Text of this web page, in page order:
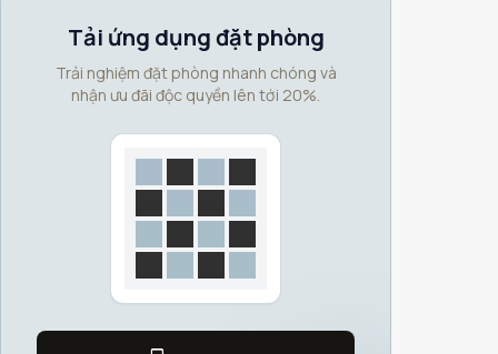
Tải ứng dụng đặt phòng
Trải nghiệm đặt phòng nhanh chóng và
nhận ưu đãi độc quyền lên tới 20%.